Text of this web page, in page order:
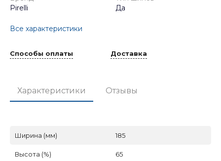
Pirelli
Да
Все характеристики
Способы оплаты Доставка
Характеристики Отзывы
Ширина (мм) 185
Высота (%) 65